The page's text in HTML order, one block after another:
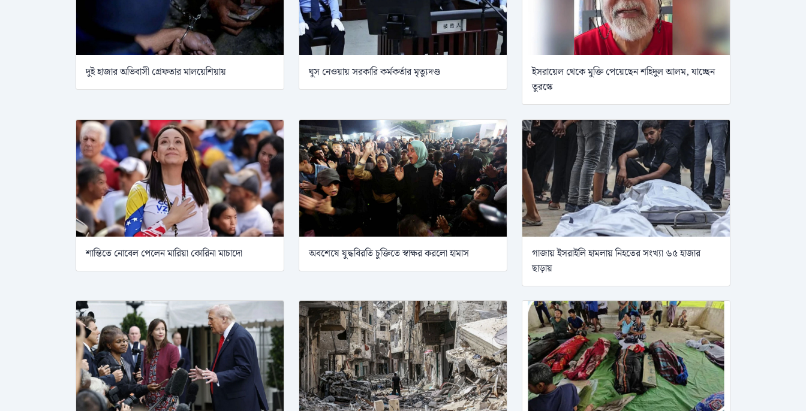
দুই হাজার অভিবাসী গ্রেফতার মালয়েশিয়ায় ঘুস নেওয়ায় সরকারি কর্মকর্তার মৃত্যুদণ্ড
ইসরায়েল থেকে মুক্তি পেয়েছেন শহিদুল আলম, যাচ্ছেন
তুরস্কে
শান্তিতে নোবেল পেলেন মারিয়া কোরিনা মাচাদো অবশেষে যুদ্ধবিরতি চুক্তিতে স্বাক্ষর করলো হামাস
গাজায় ইসরাইলি হামলায় নিহতের সংখ্যা ৬৫ হাজার
ছাড়ায়